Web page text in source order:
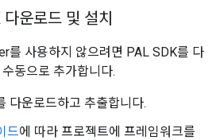
운로드 및 설치
사용하지 않으려면 PAL SDK를 다
동으로 추가합니다.
다운로드하고 추출합니다.
드에 따라 프로젝트에 프레임워크를